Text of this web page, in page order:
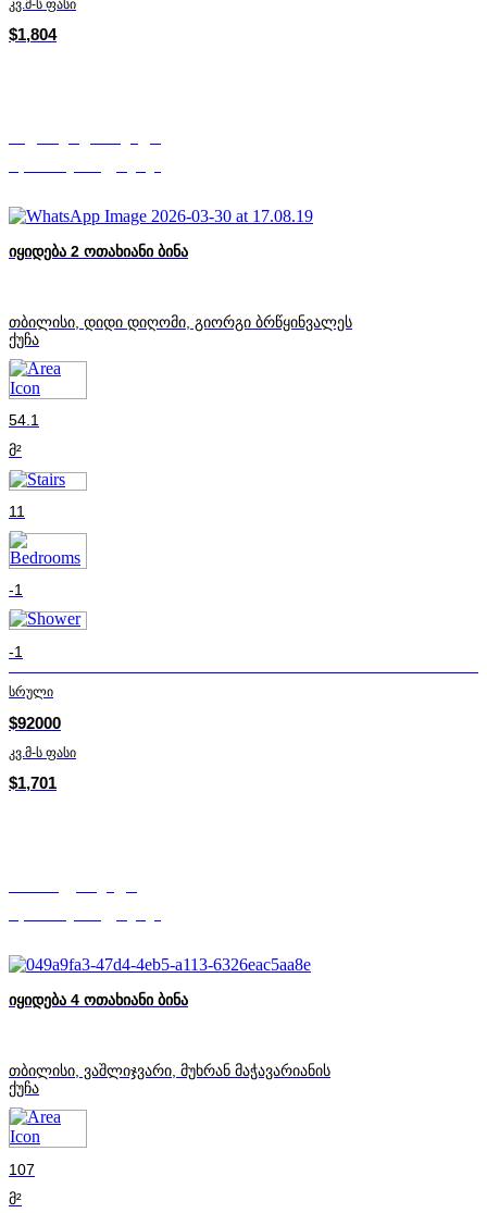
კვ.მ-ს ფასი
$1,804
იყიდება 2 ოთახიანი ბინა
თბილისი, დიდი დიღომი, გიორგი ბრწყინვალეს
ქუჩა
54.1
მ²
11
-1
-1
სრული
$92000
კვ.მ-ს ფასი
$1,701
იყიდება 4 ოთახიანი ბინა
თბილისი, ვაშლიჯვარი, მუხრან მაჭავარიანის
ქუჩა
107
მ²